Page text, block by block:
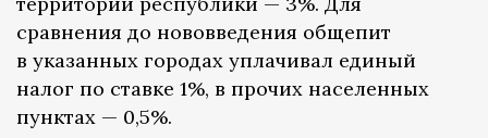
сравнения до нововведения общепит
в указанных городах уплачивал единый
налог по ставке 1%, в прочих населенных
пунктах — 0,5%.